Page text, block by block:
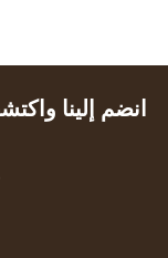
انضم إلينا